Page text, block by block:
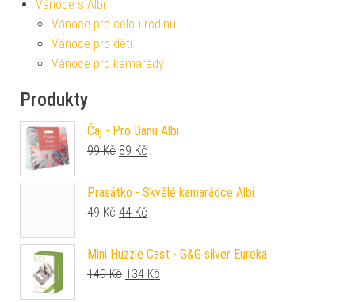
Vánoce s Albi
Vánoce pro celou rodinu
Vánoce pro děti
Vánoce pro kamarády
Produkty
Čaj - Pro Danu Albi
99Kč Původní cena byla: 99 Kč.
89 Kč
Prasátko - Skvělé kamarádce Albi
49Kč Původní cena byla: 49 Kč.
44 Kč
Mini Huzzle Cast - G&G silver Eureka
149Kč Původní cena byla: 149 Kč.
134 Kč